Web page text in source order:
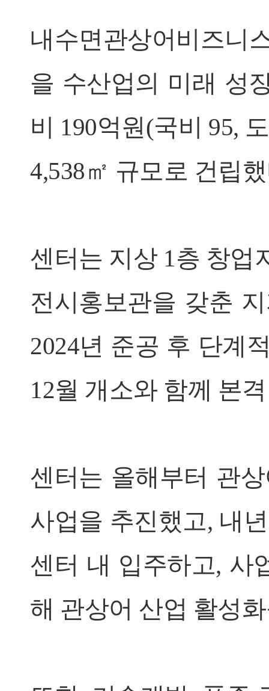
내수면관상어비즈니
을 수산업의 미래 성
비 190억원(국비 95,
4,538㎡ 규모로 건립
센터는 지상 1층 창업
전시홍보관을 갖춘
2024년 준공 후 단계
12월 개소와 함께 본
센터는 올해부터 관
사업을 추진했고, 내
센터 내 입주하고, 사
해 관상어 산업 활성